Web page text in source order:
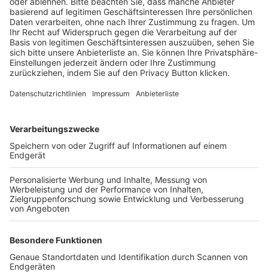
BFV-Geschäftsstellen
Trainerbörse
Login SpielPlus
FOLGE DEM BFV
TOP-VEREINE
TOP-PARTNER